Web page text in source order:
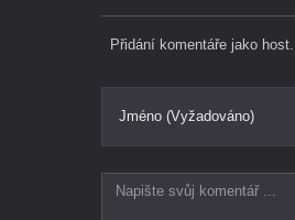
Přidání komentáře jako host.
Jméno (Vyžadováno)